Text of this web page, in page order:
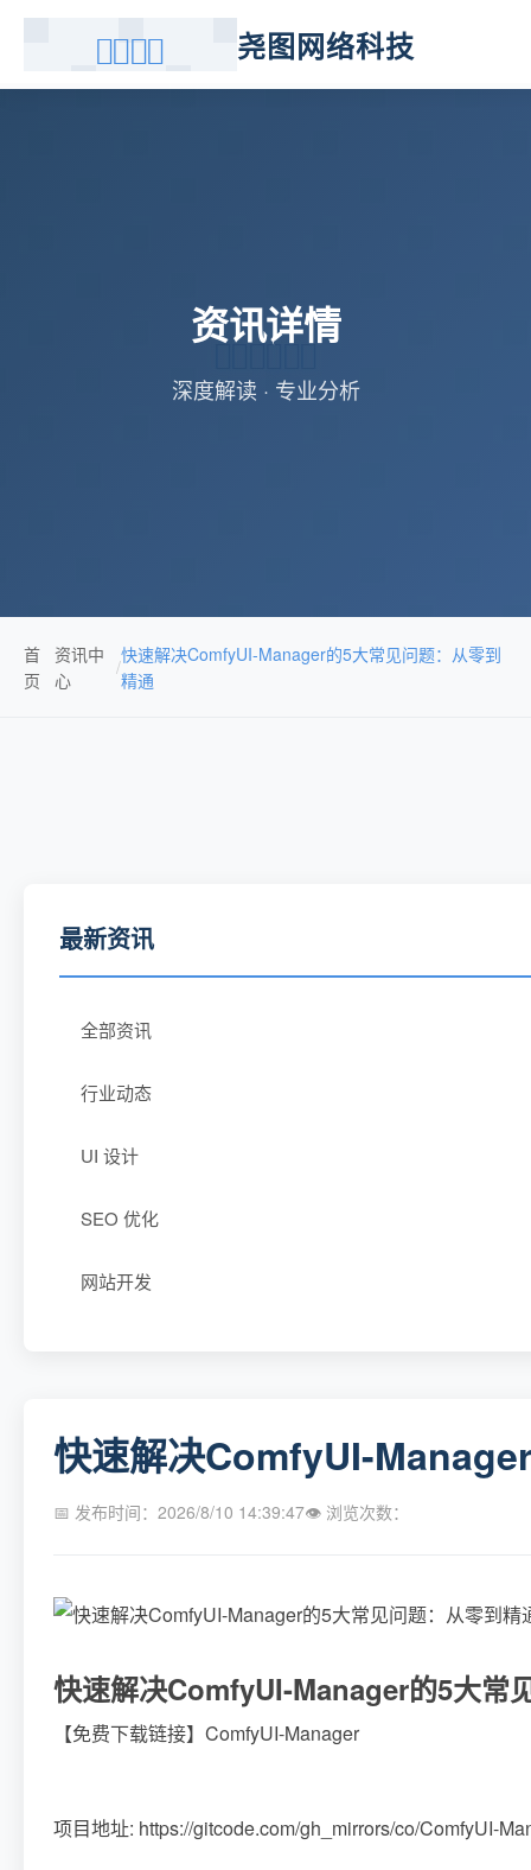
尧图网络科技
资讯详情
深度解读 · 专业分析
首
页
资讯中
心
/
快速解决ComfyUI-Manager的5大常见问题：从零到
精通
最新资讯
全部资讯
行业动态
UI 设计
SEO 优化
网站开发
快速解决ComfyUI-
📅 发布时间：2026/8/10 14:39:47👁 浏览次数：
快速解决ComfyUI-Manager的5大常
【免费下载链接】ComfyUI-Manager
项目地址: https://gitcode.com/gh_mirrors/co/ComfyUI-